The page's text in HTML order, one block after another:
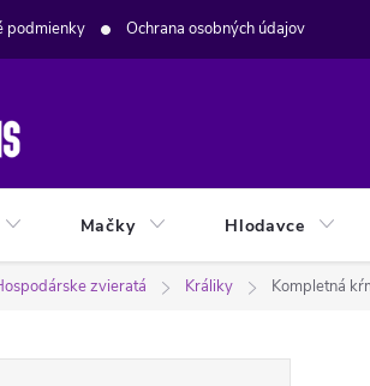
podmienky Ochrana osobných údajov
Mačky Hlodavce
zvieratá Králiky Kompletná